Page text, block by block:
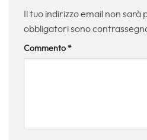
Il tuo indirizzo email non sarà
obbligatori sono
Commento *